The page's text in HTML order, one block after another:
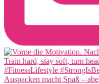
Auspacken macht Spaß –